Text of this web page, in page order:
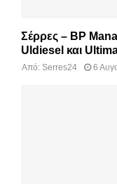
Σέρρες – BP
Uldiesel και
Από: Serres24 6